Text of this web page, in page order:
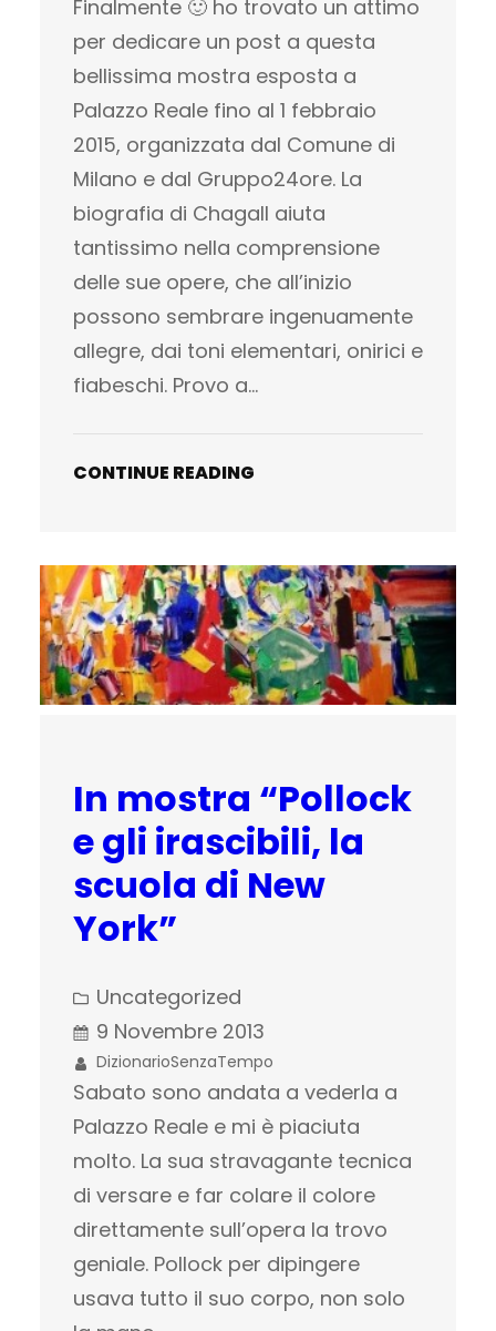
Finalmente 🙂 ho trovato un attimo
per dedicare un post a questa
bellissima mostra esposta a
Palazzo Reale fino al 1 febbraio
2015, organizzata dal Comune di
Milano e dal Gruppo24ore. La
biografia di Chagall aiuta
tantissimo nella comprensione
delle sue opere, che all’inizio
possono sembrare ingenuamente
allegre, dai toni elementari, onirici e
fiabeschi. Provo a…
CONTINUE READING
In mostra “Pollock
e gli irascibili, la
scuola di New
York”
Uncategorized
9 Novembre 2013
DizionarioSenzaTempo
Sabato sono andata a vederla a
Palazzo Reale e mi è piaciuta
molto. La sua stravagante tecnica
di versare e far colare il colore
direttamente sull’opera la trovo
geniale. Pollock per dipingere
usava tutto il suo corpo, non solo